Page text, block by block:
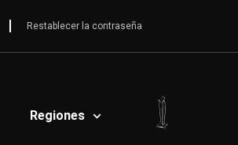
Restablecer la contraseña
Regiones